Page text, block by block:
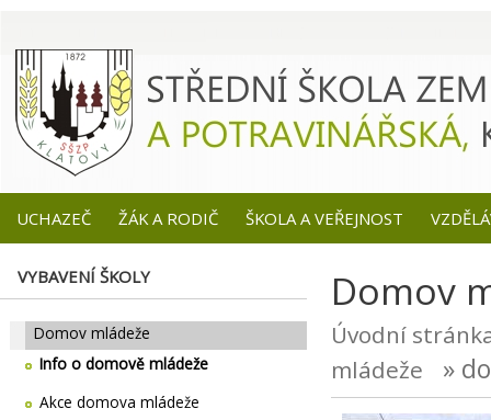
UCHAZEČ ŽÁK A RODIČ ŠKOLA A VEŘEJNOST
VYBAVENÍ ŠKOLY
Domov mládeže
Info o domově mládeže
Akce domova mládeže
Domov
Úvodní
mládeže
»